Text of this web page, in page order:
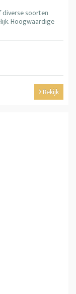
soorten
Hoogwaardige
Bekijk